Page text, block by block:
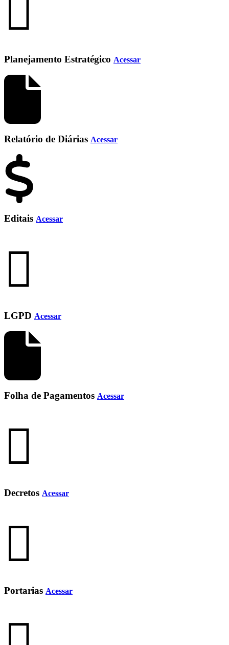
Planejamento Estratégico Acessar
Relatório de Diárias Acessar
Editais Acessar
LGPD Acessar
Folha de Pagamentos Acessar
Decretos Acessar
Portarias Acessar